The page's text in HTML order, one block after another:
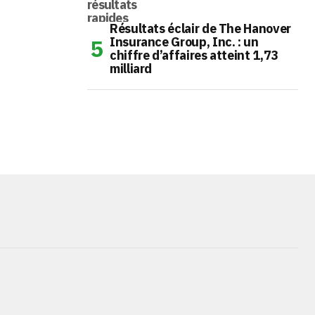
Résultats éclair de The Hanover
Insurance Group, Inc. : un
chiffre d’affaires atteint 1,73
milliard